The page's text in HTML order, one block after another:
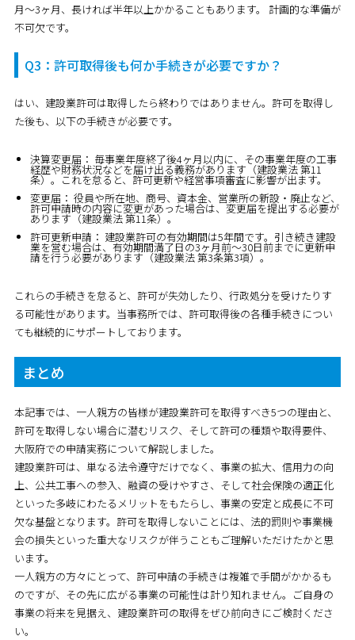
月〜3ヶ月、長ければ半年以上かかることもあります。
計画的な準備が
不可欠です。
Q3：許可取得後も何か手続きが必要ですか？
はい、建設業許可は取得したら終わりではありません。許可を取得し
た後も、以下の手続きが必要です。
決算変更届： 毎事業年度終了後4ヶ月以内に、その事業年度の工事
経歴や財務状況などを届け出る義務があります（建設業法 第11
条）。これを怠ると、許可更新や経営事項審査に影響が出ます。
変更届： 役員や所在地、商号、資本金、営業所の新設・廃止など、
許可申請時の内容に変更があった場合は、変更届を提出する必要が
あります（建設業法 第11条）。
許可更新申請： 建設業許可の有効期間は5年間です。引き続き建設
業を営む場合は、有効期間満了日の3ヶ月前〜30日前までに更新申
請を行う必要があります（建設業法 第3条第3項）。
これらの手続きを怠ると、許可が失効したり、行政処分を受けたりす
る可能性があります。当事務所では、許可取得後の各種手続きについ
ても継続的にサポートしております。
まとめ
本記事では、一人親方の皆様が建設業許可を取得すべき5つの理由と、
許可を取得しない場合に潜むリスク、そして許可の種類や取得要件、
大阪府での申請実務について解説しました。
建設業許可は、単なる法令遵守だけでなく、事業の拡大、信用力の向
上、公共工事への参入、融資の受けやすさ、そして社会保険の適正化
といった多岐にわたるメリットをもたらし、事業の安定と成長に不可
欠な基盤となります。許可を取得しないことには、法的罰則や事業機
会の損失といった重大なリスクが伴うこともご理解いただけたかと思
います。
一人親方の方々にとって、許可申請の手続きは複雑で手間がかかるも
のですが、その先に広がる事業の可能性は計り知れません。ご自身の
事業の将来を見据え、建設業許可の取得をぜひ前向きにご検討くださ
い。